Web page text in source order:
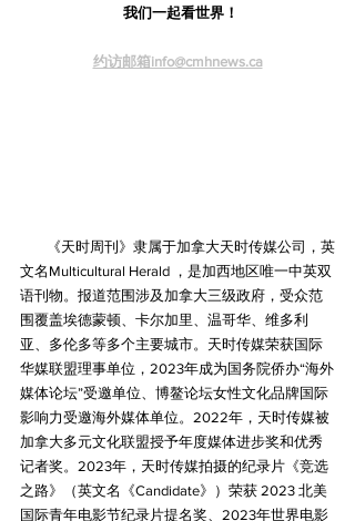
我们一起看世界！
约访邮箱info@cmhnews.ca
《天时周刊》隶属于加拿大天时传媒公司，英
文名Multicultural Herald ，是加西地区唯一中英双
语刊物。报道范围涉及加拿大三级政府，受众范
围覆盖埃德蒙顿、卡尔加里、温哥华、维多利
亚、多伦多等多个主要城市。天时传媒荣获国际
华媒联盟理事单位，2023年成为国务院侨办“海外
媒体论坛”受邀单位、博鳌论坛女性文化品牌国际
影响力受邀海外媒体单位。2022年，天时传媒被
加拿大多元文化联盟授予年度媒体进步奖和优秀
记者奖。2023年，天时传媒拍摄的纪录片《竞选
之路》（英文名《Candidate》）荣获 2023 北美
国际青年电影节纪录片提名奖、2023年世界电影